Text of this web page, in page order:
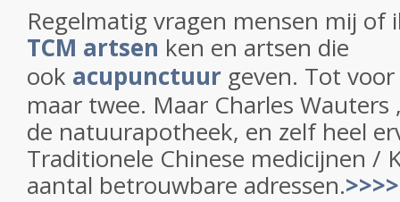
Regelmatig vragen mensen mij of
TCM artsen ken en artsen die
ook acupunctuur geven. Tot
maar twee. Maar Charles
de natuurapotheek, en zelf heel
Traditionele Chinese medicijnen /
aantal betrouwbare adressen.